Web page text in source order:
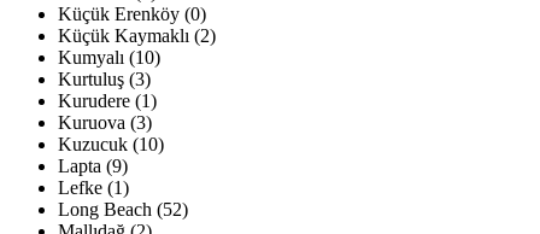
Küçük Erenköy (0)
Küçük Kaymaklı (2)
Kumyalı (10)
Kurtuluş (3)
Kurudere (1)
Kuruova (3)
Kuzucuk (10)
Lapta (9)
Lefke (1)
Long Beach (52)